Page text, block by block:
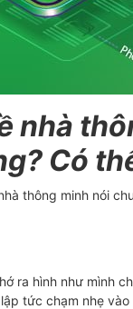
nhà
Có
thông minh nói
ra hình như mình
tức chạm nhẹ